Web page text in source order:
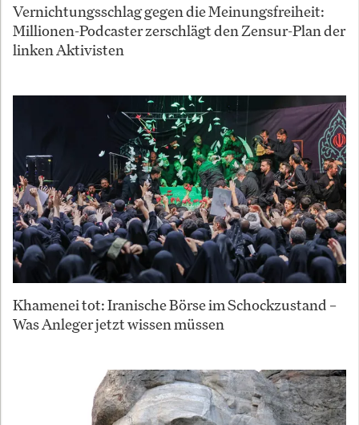
Vernichtungsschlag gegen die Meinungsfreiheit:
Millionen-Podcaster zerschlägt den Zensur-Plan der
linken Aktivisten
Khamenei tot: Iranische Börse im Schockzustand –
Was Anleger jetzt wissen müssen